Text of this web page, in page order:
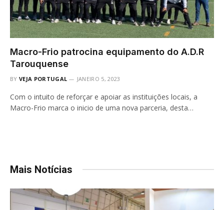
Macro-Frio patrocina equipamento do A.D.R
Tarouquense
BY VEJA PORTUGAL JANEIRO 5, 2023
Com o intuito de reforçar e apoiar as instituições locais, a
Macro-Frio marca o inicio de uma nova parceria, desta…
Mais Notícias